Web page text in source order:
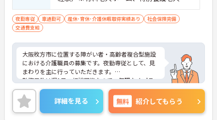
ーム、サービス付き高齢者向け住宅等は不
問 ※＜歓迎＞障がい者施設での支援員や
夜勤専従 車通勤可 産休･育休･介護休暇取得実績あり
社会保険完備
交通費支給
大阪枚方市に位置する障がい者・高齢者複合型施設
における介護職員の募集です。夜勤専従として、見
まわりを主に行っていただきます。
勤務日数は週1日～相談可能なので、無理なくプラ
イベートを大切にしながらご勤務いただけます。
ご興味のある方には、面接対策ポイントなど、さら
に詳細をお話しいたしますのでお気軽にご相談くだ
さい！
詳細を見る 無料 紹介してもらう